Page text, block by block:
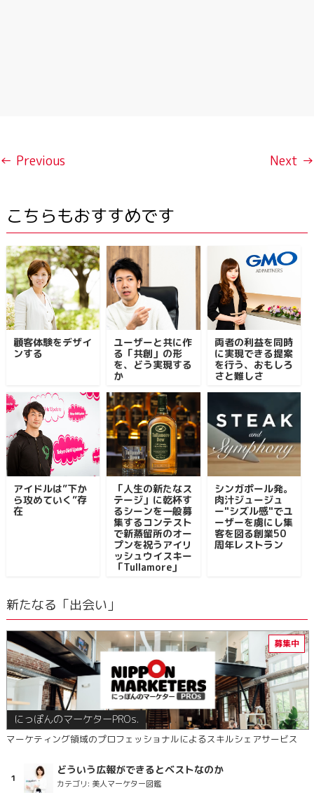
← Previous Next →
こちらもおすすめです
顧客体験をデザイ
ンする
ユーザーと共に作
る「共創」の形
を、どう実現する
か
両者の利益を同時
に実現できる提案
を行う、おもしろ
さと難しさ
アイドルは”下か
ら攻めていく”存
在
「人生の新たなス
テージ」に乾杯す
るシーンを一般募
集するコンテスト
で新蒸留所のオー
プンを祝うアイリ
ッシュウイスキー
「Tullamore」
シンガポール発。
肉汁ジュージュ
ー"シズル感"でユ
ーザーを虜にし集
客を図る創業50
周年レストラン
新たなる「出会い」
にっぽんのマーケターPROs.
マーケティング領域のプロフェッショナルによるスキルシェアサービス
どういう広報ができるとベストなのか
カテゴリ: 美人マーケター図鑑